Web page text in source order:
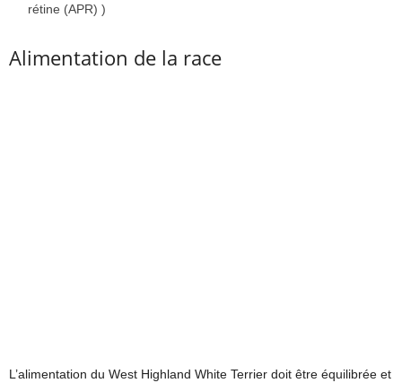
rétine (APR) )
Alimentation de la race
L’alimentation du West Highland White Terrier doit être équilibrée et